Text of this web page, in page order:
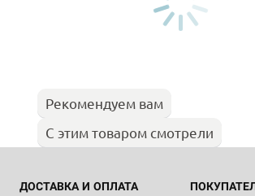
Рекомендуем вам
С этим товаром смотрели
ДОСТАВКА И ОПЛАТА